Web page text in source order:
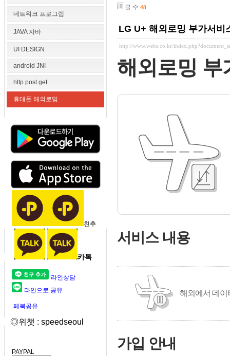
네트워크 프로그램
JAVA 자바
UI DESIGN
android JNI
http post get
휴대폰 해외로밍
친추
카톡
라인상담
라인으로 공유
페북공유
◎위챗 : speedseoul
PAYPAL
글 수 48
LG U+ 해외로밍 부가서비
http://www.webs.co.kr/
해외로밍 부
서비스 내용
해외에서 데이
가입 안내